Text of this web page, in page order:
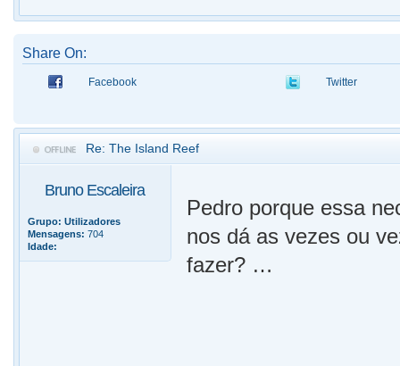
Share On:
Facebook Twitter
Re: The Island Reef
Bruno Escaleira
Grupo: Utilizadores
Mensagens: 704
Idade:
Pedro porque essa
nos dá as vezes ou
fazer? …